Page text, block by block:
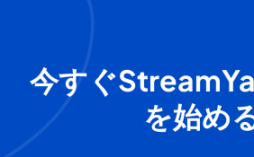
今すぐ
を始め